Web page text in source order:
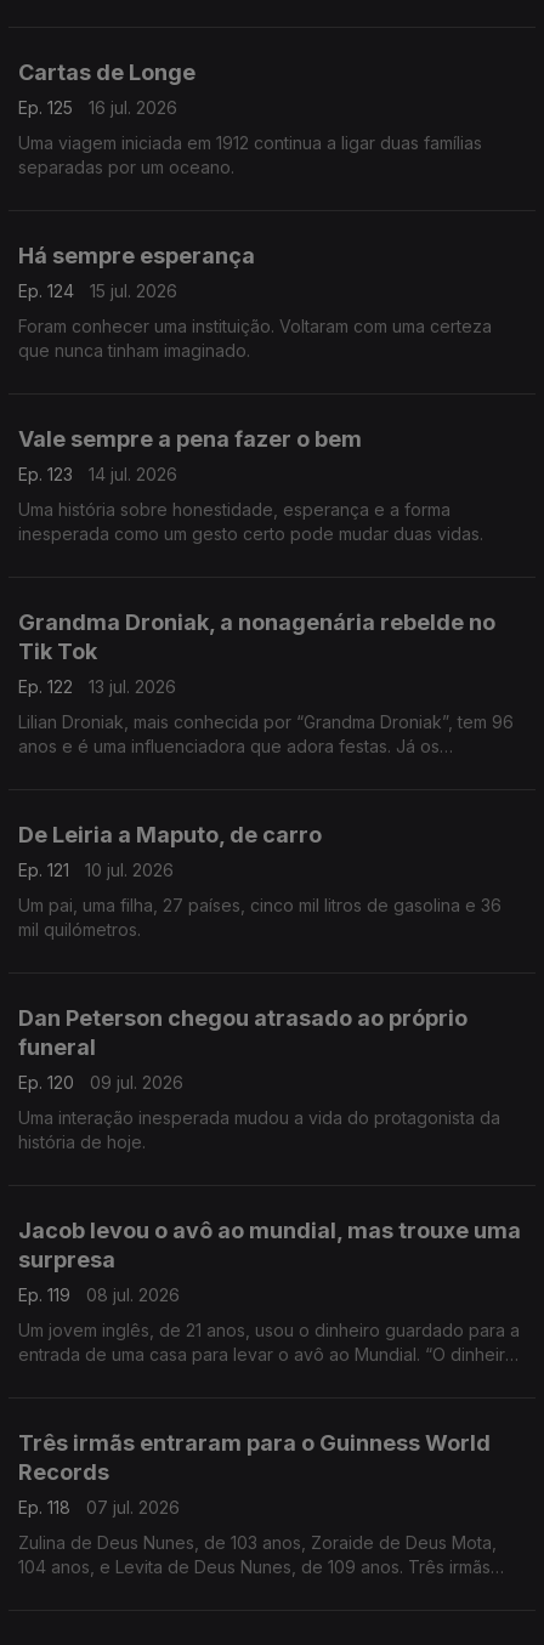
Cartas de Longe
Ep. 125
16 jul. 2026
Uma viagem iniciada em 1912 continua a ligar duas famílias
separadas por um oceano.
Há sempre esperança
Ep. 124
15 jul. 2026
Foram conhecer uma instituição. Voltaram com uma certeza
que nunca tinham imaginado.
Vale sempre a pena fazer o bem
Ep. 123
14 jul. 2026
Uma história sobre honestidade, esperança e a forma
inesperada como um gesto certo pode mudar duas vidas.
Grandma Droniak, a nonagenária rebelde no
Tik Tok
Ep. 122
13 jul. 2026
Lilian Droniak, mais conhecida por “Grandma Droniak”, tem 96
anos e é uma influenciadora que adora festas. Já os
De Leiria a Maputo, de carro
Ep. 121
10 jul. 2026
Um pai, uma filha, 27 países, cinco mil litros de gasolina e 36
mil quilómetros.
Dan Peterson chegou atrasado ao próprio
funeral
Ep. 120
09 jul. 2026
Uma interação inesperada mudou a vida do protagonista da
história de hoje.
Jacob levou o avô ao mundial, mas trouxe uma
surpresa
Ep. 119
08 jul. 2026
Um jovem inglês, de 21 anos, usou o dinheiro guardado para a
entrada de uma casa para levar o avô ao Mundial. “O dinheiro,
Três irmãs entraram para o Guinness World
Records
Ep. 118
07 jul. 2026
Zulina de Deus Nunes, de 103 anos, Zoraide de Deus Mota,
104 anos, e Levita de Deus Nunes, de 109 anos. Três irmãs